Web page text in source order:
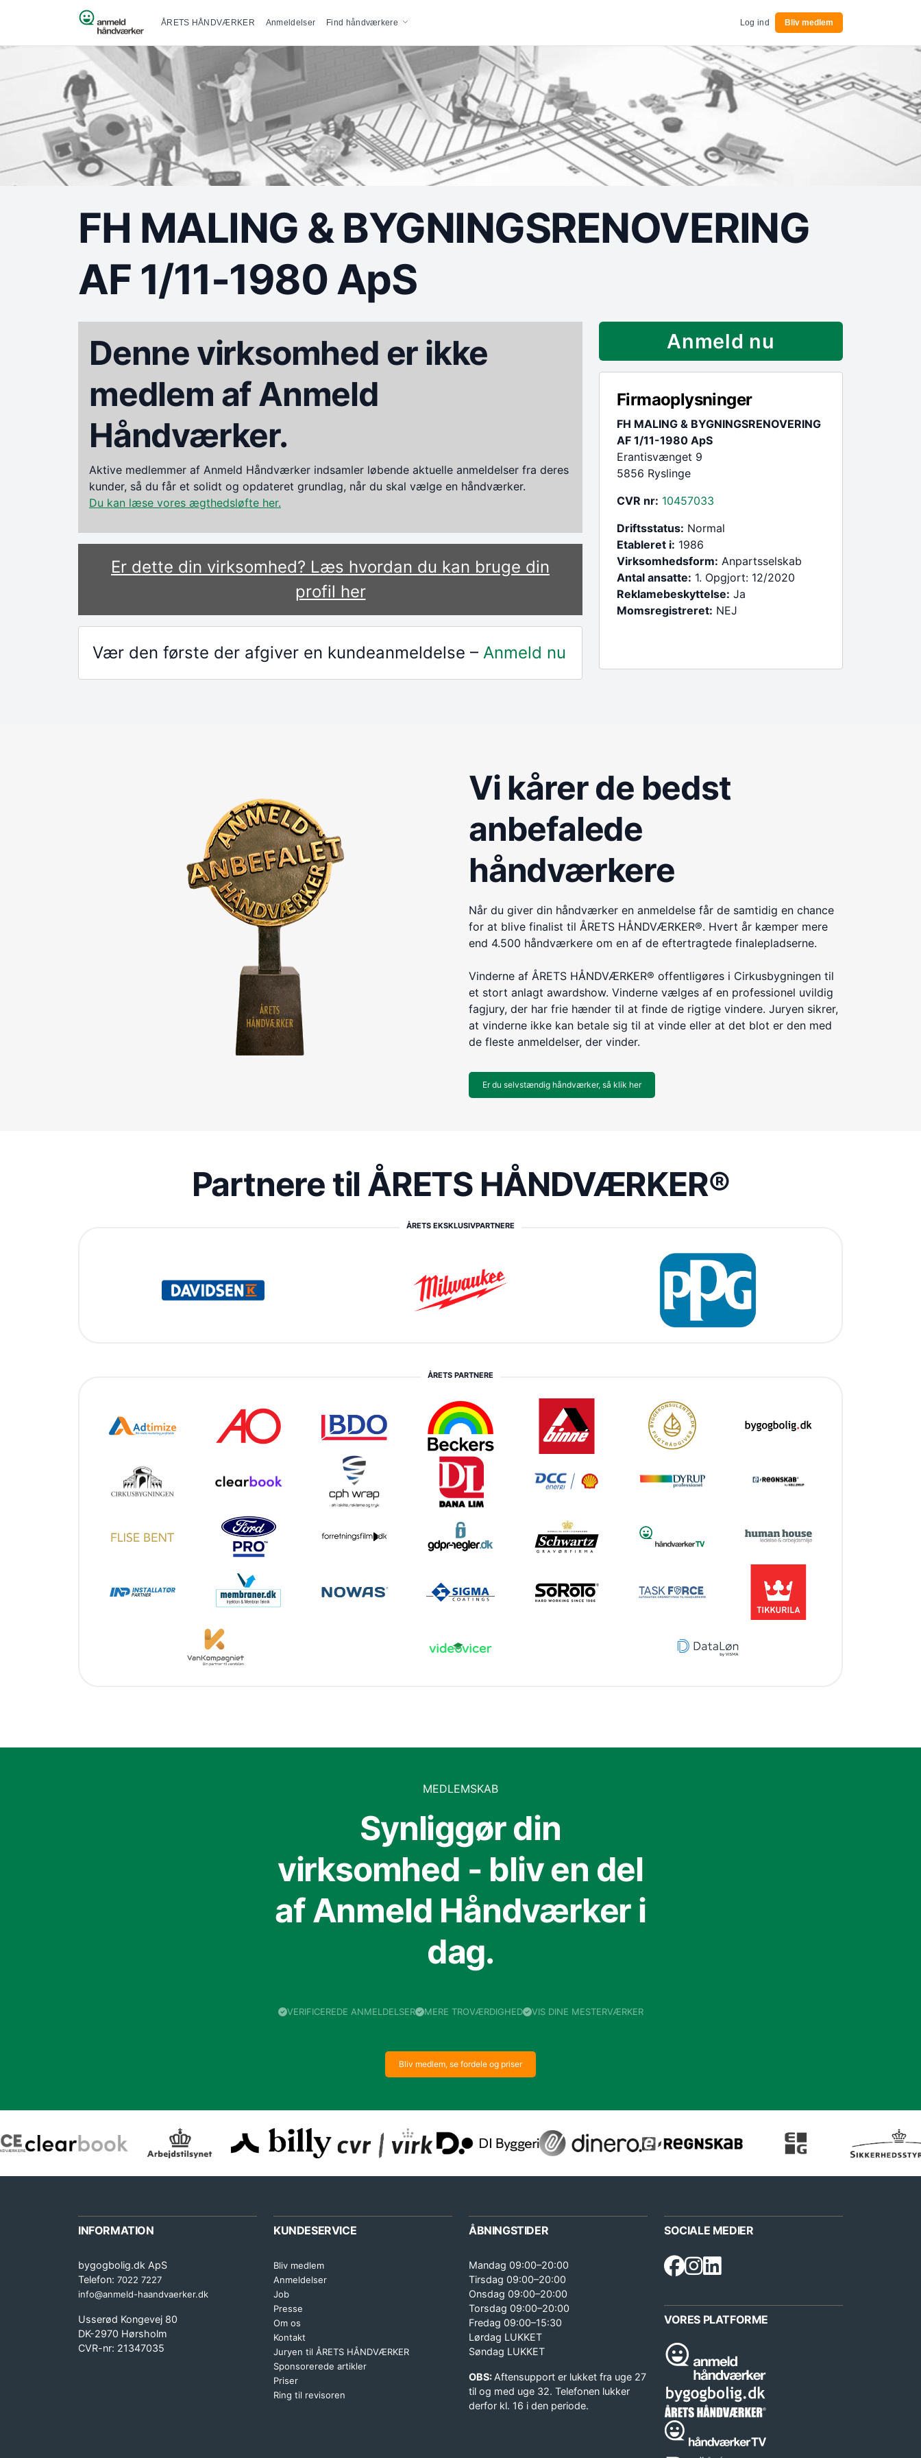
Spring til indhold Primær navigation
ÅRETS HÅNDVÆRKER Anmeldelser Find håndværkere Log ind Bliv medlem
FH MALING & BYGNINGSRENOVERING
AF 1/11-1980 ApS
Denne virksomhed er ikke
medlem af Anmeld
Håndværker.
Aktive medlemmer af Anmeld Håndværker indsamler løbende aktuelle anmeldelser fra deres
kunder, så du får et solidt og opdateret grundlag, når du skal vælge en håndværker.
Du kan læse vores ægthedsløfte her.
Er dette din virksomhed? Læs hvordan du kan bruge din
profil her
Vær den første der afgiver en kundeanmeldelse – Anmeld nu
Anmeld nu
Firmaoplysninger
FH MALING & BYGNINGSRENOVERING
AF 1/11-1980 ApS
Erantisvænget 9
5856 Ryslinge
CVR nr: 10457033
Driftsstatus: Normal
Etableret i: 1986
Virksomhedsform: Anpartsselskab
Antal ansatte: 1. Opgjort: 12/2020
Reklamebeskyttelse: Ja
Momsregistreret: NEJ
Vi kårer de bedst
anbefalede
håndværkere
Når du giver din håndværker en anmeldelse får de samtidig en chance
for at blive finalist til ÅRETS HÅNDVÆRKER®. Hvert år kæmper mere
end 4.500 håndværkere om en af de eftertragtede finalepladserne.
Vinderne af ÅRETS HÅNDVÆRKER® offentligøres i Cirkusbygningen til
et stort anlagt awardshow. Vinderne vælges af en professionel uvildig
fagjury, der har frie hænder til at finde de rigtige vindere. Juryen sikrer,
at vinderne ikke kan betale sig til at vinde eller at det blot er den med
de fleste anmeldelser, der vinder.
Er du selvstændig håndværker, så klik her
Partnere til ÅRETS HÅNDVÆRKER®
ÅRETS EKSKLUSIVPARTNERE
ÅRETS PARTNERE
MEDLEMSKAB
Synliggør din
virksomhed - bliv en del
af Anmeld Håndværker i
dag.
VERIFICEREDE ANMELDELSER MERE TROVÆRDIGHED VIS DINE MESTERVÆRKER
Bliv medlem, se fordele og priser
INFORMATION
bygogbolig.dk ApS
Telefon: 7022 7227
info@anmeld-haandvaerker.dk
Usserød Kongevej 80
DK-2970 Hørsholm
CVR-nr: 21347035
KUNDESERVICE
Bliv medlem
Anmeldelser
Job
Presse
Om os
Kontakt
Juryen til ÅRETS HÅNDVÆRKER
Sponsorerede artikler
Priser
Ring til revisoren
ÅBNINGSTIDER
Mandag 09:00–20:00
Tirsdag 09:00–20:00
Onsdag 09:00–20:00
Torsdag 09:00–20:00
Fredag 09:00–15:30
Lørdag LUKKET
Søndag LUKKET
OBS:Aftensupport er lukket fra uge 27
til og med uge 32. Telefonen lukker
derfor kl. 16 i den periode.
SOCIALE MEDIER
VORES PLATFORME